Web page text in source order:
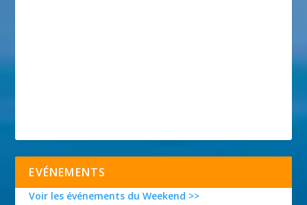
EVÉNEMENTS
Voir les événements du Weekend >>